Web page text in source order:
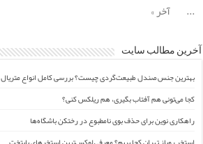
...
آخر »
آخرین مطالب سایت
بهترین جنس صندل طبیعت‌گردی چیست؟ بررسی کامل انواع متریال
کجا می‌تونی هم آفتاب بگیری، هم ریلکس کنی؟
راهکاری نوین برای حذف بوی نامطبوع در رختکن باشگاه‌ها